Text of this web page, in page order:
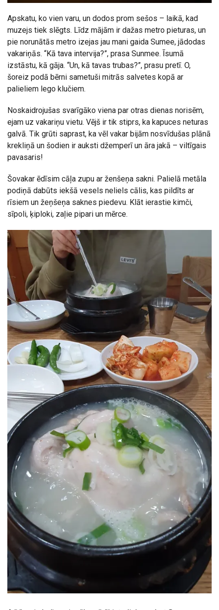
Apskatu, ko vien varu, un dodos prom sešos – laikā, kad
muzejs tiek slēgts. Līdz mājām ir dažas metro pieturas, un
pie norunātās metro izejas jau mani gaida Sumee, jādodas
vakariņās. “Kā tava intervija?”, prasa Sunmee. Īsumā
izstāstu, kā gāja. “Un, kā tavas trubas?”, prasu pretī. O,
šoreiz podā bērni sametuši mitrās salvetes kopā ar
palieliem lego klučiem.
Noskaidrojušas svarīgāko viena par otras dienas norisēm,
ejam uz vakariņu vietu. Vējš ir tik stiprs, ka kapuces neturas
galvā. Tik grūti saprast, ka vēl vakar bijām nosvīdušas plānā
krekliņā un šodien ir auksti džemperī un āra jakā – viltīgais
pavasaris!
Šovakar ēdīsim cāļa zupu ar ženšeņa sakni. Palielā metāla
podiņā dabūts iekšā vesels neliels cālis, kas pildīts ar
rīsiem un žeņšeņa saknes piedevu. Klāt ierastie kimči,
sīpoli, ķiploki, zaļie pipari un mērce.